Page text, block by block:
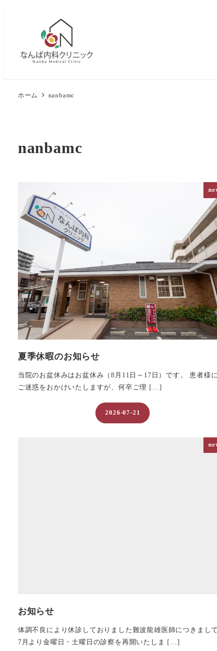
ホーム nanbamc
nanbamc
夏季休暇のお知らせ
当院のお盆休みはお盆休み（8月11日～17日）です。 患者様
ご迷惑をおかけいたしますが、何卒ご理 […]
2026-07-21
お知らせ
体調不良により休診しておりました難波龍雄医師につきまして
7月より金曜日・土曜日の診察を再開いたしま […]